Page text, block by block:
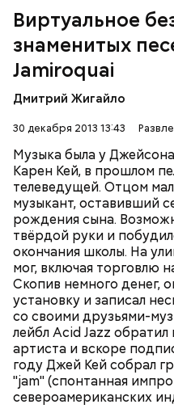
Виртуальное
знаменитых
Jamiroquai
Дмитрий Жигайло
30 декабря 2013 13:43
Музыка была у
Карен Кей, в прошлом
телеведущей. Отцом
музыкант, оставивший
рождения сына.
твёрдой руки и
окончания школы. На
мог, включая торговлю
Скопив немного денег,
установку и записал
со своими друзьями-
лейбл Acid Jazz
артиста и вскоре
году Джей Кей собрал
"jam" (спонтанная
североамериканских
Вторым альбомом, "The
Cowboy" (1994), группа
настоящим прорывом
Without Moving" 1996
("Виртуальное
фурор: в 1997 году клип
четыре награды MTV, а
отмечена премией
вокальное поп-
Международными
"Cosmic Girl" и "Alright".
Четвёртому альбому
"Deeper Underground"
Роланда Эммериха
более тяжёлом стиле, а
Великобритании. Альбом
исполнен в
и эйсид-джаз. Бешеной
предыдущего диска он
всему миру в
За выступлением на
Woodstock в 1999 году
перерыв, после
Odyssey"(2001), на
электронное звучание.
Песня "Seven Days in
саундтрек популярного
Prada". Последний на
студийный альбом
вышел лишь пять лет
МУЗЫКА